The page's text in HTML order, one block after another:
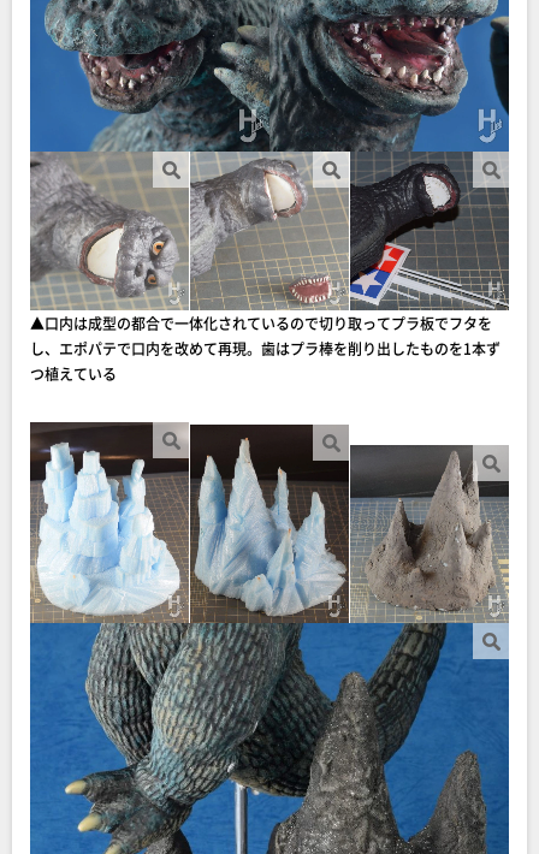
▲口内は成型の都合で一体化されているので切り取ってプラ板でフタを
し、エポパテで口内を改めて再現。歯はプラ棒を削り出したものを1本ず
つ植えている